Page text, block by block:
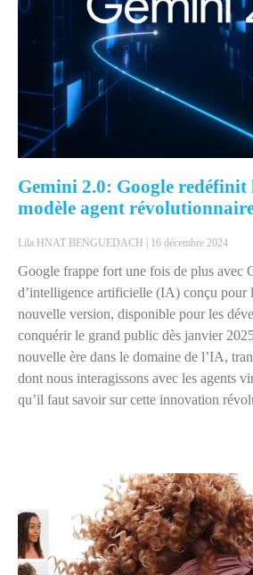
Gemini 2.0: Google redéfinit
modèle agent
Lila HNAT BENGUEDACH 16 décembre 2024
Google frappe fort une fois de plus avec
d’intelligence artificielle (IA) conçu pour
nouvelle version, disponible pour les
conquérir le grand public dès janvier
nouvelle ère dans le domaine de l’IA,
dont nous interagissons avec les agents
qu’il faut savoir sur cette innovation